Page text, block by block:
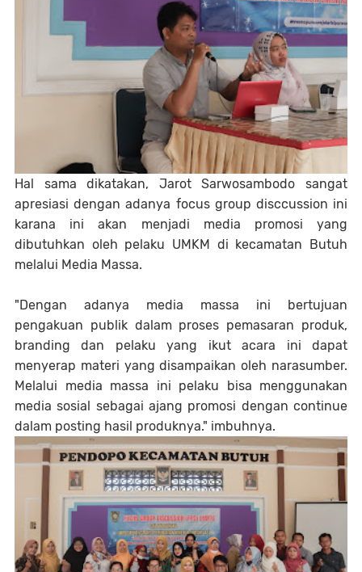
Hal sama dikatakan, Jarot Sarwosambodo sangat
apresiasi dengan adanya focus group disccussion ini
karana ini akan menjadi media promosi yang
dibutuhkan oleh pelaku UMKM di kecamatan Butuh
melalui Media Massa.
"Dengan adanya media massa ini bertujuan
pengakuan publik dalam proses pemasaran produk,
branding dan pelaku yang ikut acara ini dapat
menyerap materi yang disampaikan oleh narasumber.
Melalui media massa ini pelaku bisa menggunakan
media sosial sebagai ajang promosi dengan continue
dalam posting hasil produknya." imbuhnya.